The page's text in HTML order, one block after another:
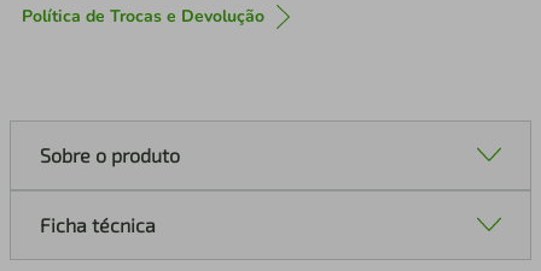
Política de Trocas e Devolução
Sobre o produto
Ficha técnica